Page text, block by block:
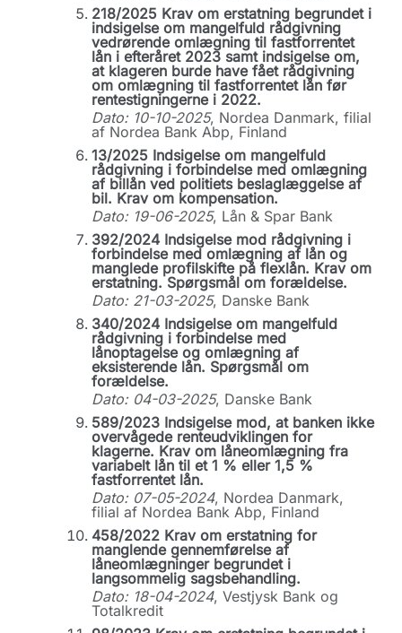
218/2025 Krav om erstatning begrundet i
indsigelse om mangelfuld rådgivning
vedrørende omlægning til fastforrentet
lån i efteråret 2023 samt indsigelse om,
at klageren burde have fået rådgivning
om omlægning til fastforrentet lån før
rentestigningerne i 2022.
Dato: 10-10-2025, Nordea Danmark, filial
af Nordea Bank Abp, Finland
13/2025 Indsigelse om mangelfuld
rådgivning i forbindelse med omlægning
af billån ved politiets beslaglæggelse af
bil. Krav om kompensation.
Dato: 19-06-2025, Lån & Spar Bank
392/2024 Indsigelse mod rådgivning i
forbindelse med omlægning af lån og
manglede profilskifte på flexlån. Krav om
erstatning. Spørgsmål om forældelse.
Dato: 21-03-2025, Danske Bank
340/2024 Indsigelse om mangelfuld
rådgivning i forbindelse med
lånoptagelse og omlægning af
eksisterende lån. Spørgsmål om
forældelse.
Dato: 04-03-2025, Danske Bank
589/2023 Indsigelse mod, at banken ikke
overvågede renteudviklingen for
klagerne. Krav om låneomlægning fra
variabelt lån til et 1 % eller 1,5 %
fastforrentet lån.
Dato: 07-05-2024, Nordea Danmark,
filial af Nordea Bank Abp, Finland
458/2022 Krav om erstatning for
manglende gennemførelse af
låneomlægninger begrundet i
langsommelig sagsbehandling.
Dato: 18-04-2024, Vestjysk Bank og
Totalkredit